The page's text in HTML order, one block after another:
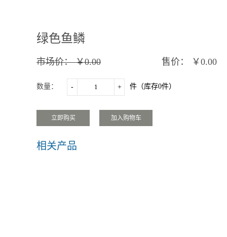
绿色鱼鳞
售价： ￥0.00
市场价： ￥0.00
数量： - + 件（库存0件）
相关产品